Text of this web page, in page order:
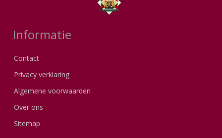
Informatie
Contact
Privacy verklaring
Algemene voorwaarden
Over ons
Sitemap